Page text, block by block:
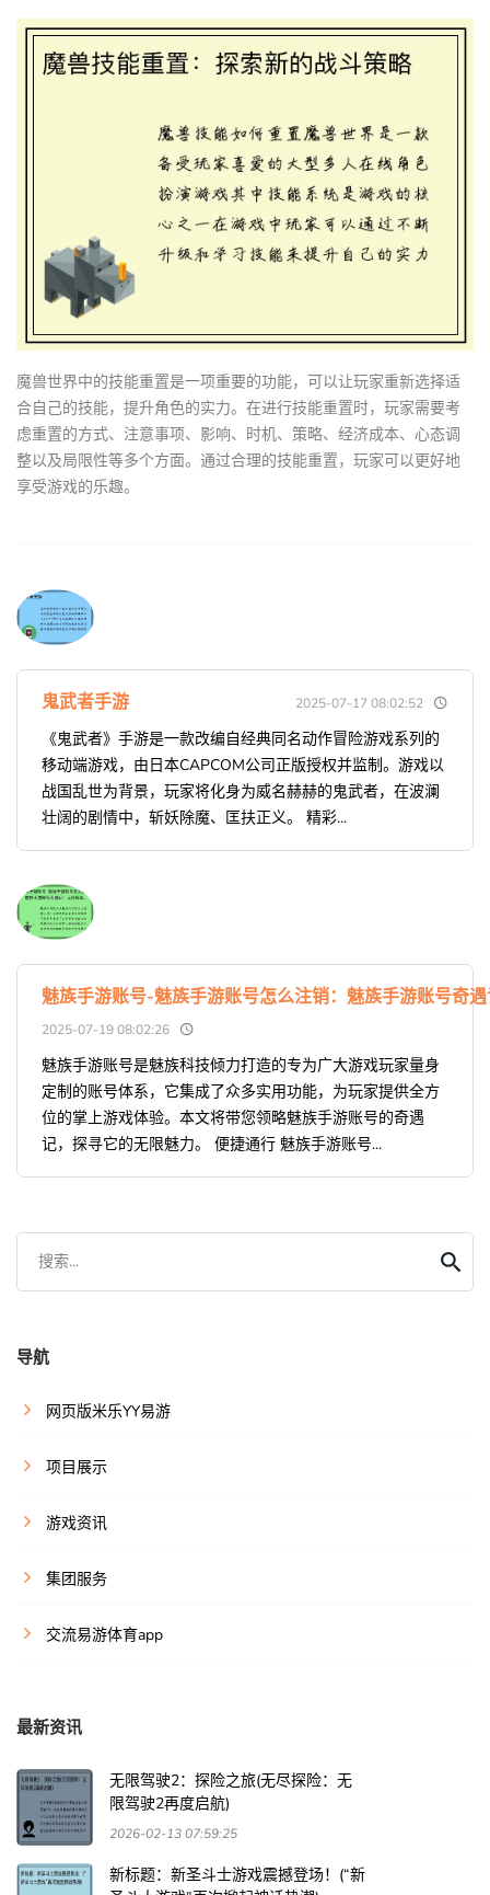
魔兽世界中的技能重置是一项重要的功能，可以让玩家重新选择适
合自己的技能，提升角色的实力。在进行技能重置时，玩家需要考
虑重置的方式、注意事项、影响、时机、策略、经济成本、心态调
整以及局限性等多个方面。通过合理的技能重置，玩家可以更好地
享受游戏的乐趣。
鬼武者手游 2025-07-17 08:02:52
《鬼武者》手游是一款改编自经典同名动作冒险游戏系列的
移动端游戏，由日本CAPCOM公司正版授权并监制。游戏以
战国乱世为背景，玩家将化身为威名赫赫的鬼武者，在波澜
壮阔的剧情中，斩妖除魔、匡扶正义。 精彩...
魅族手游账号-魅族手游账号怎么注销：魅族手游账号奇
2025-07-19 08:02:26
魅族手游账号是魅族科技倾力打造的专为广大游戏玩家量身
定制的账号体系，它集成了众多实用功能，为玩家提供全方
位的掌上游戏体验。本文将带您领略魅族手游账号的奇遇
记，探寻它的无限魅力。 便捷通行 魅族手游账号...
搜索...
导航
网页版米乐YY易游
项目展示
游戏资讯
集团服务
交流易游体育app
最新资讯
无限驾驶2：探险之旅(无尽探险：无
限驾驶2再度启航)
2026-02-13 07:59:25
新标题：新圣斗士游戏震撼登场！(“新